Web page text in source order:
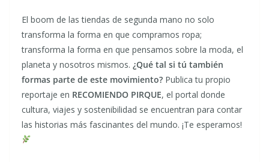
El boom de las tiendas de segunda mano no solo
transforma la forma en que compramos ropa;
transforma la forma en que pensamos sobre la moda, el
planeta y nosotros mismos. ¿Qué tal si tú también
formas parte de este movimiento? Publica tu propio
reportaje en RECOMIENDO PIRQUE, el portal donde
cultura, viajes y sostenibilidad se encuentran para contar
las historias más fascinantes del mundo. ¡Te esperamos!